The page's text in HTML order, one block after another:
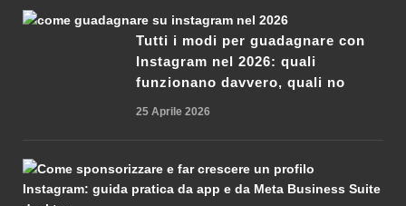
Tutti i modi per guadagnare con
Instagram nel 2026: quali
funzionano davvero, quali no
25 Aprile 2026